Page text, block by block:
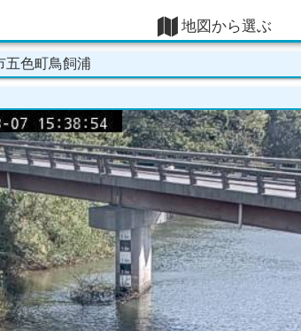
地図から選ぶ
五色町鳥飼浦